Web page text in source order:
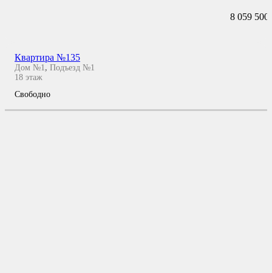
8 059 500
Квартира №135
Дом №1, Подъезд №1
18 этаж
Свободно